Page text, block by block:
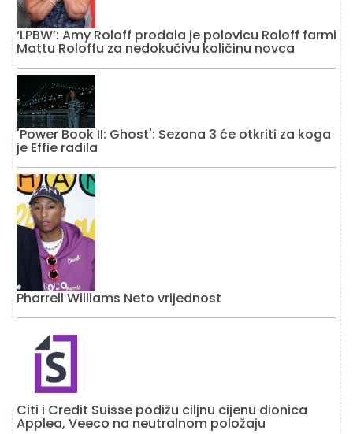
‘LPBW’: Amy Roloff prodala je polovicu Roloff farmi
Mattu Roloffu za nedokučivu količinu novca
'Power Book II: Ghost': Sezona 3 će otkriti za koga
je Effie radila
Pharrell Williams Neto vrijednost
Citi i Credit Suisse podižu ciljnu cijenu dionica
Applea, Veeco na neutralnom položaju